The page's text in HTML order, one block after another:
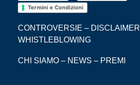
Termini e Condizioni
CONTROVERSIE – DISCLAIMER
WHISTLEBLOWING
CHI SIAMO – NEWS – PREMI